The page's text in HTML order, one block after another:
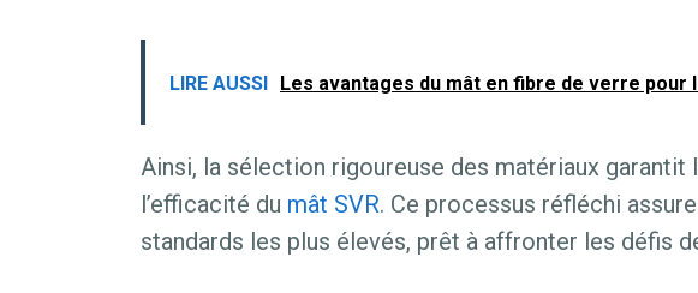
LIRE AUSSI Les avantages du mât en fibre de verre pour
Ainsi, la sélection rigoureuse des matériaux garantit
l’efficacité du mât SVR. Ce processus réfléchi
standards les plus élevés, prêt à affronter les défis